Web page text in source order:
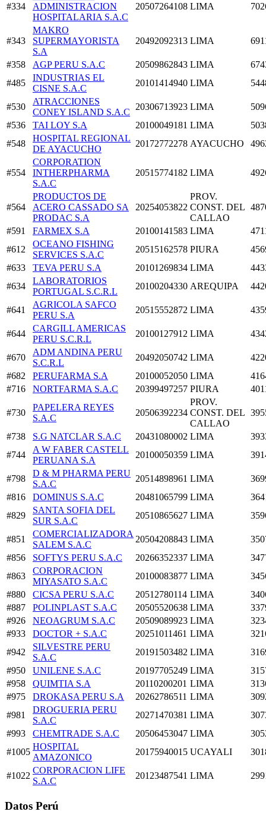
#334
ADMINISTRACION
HOSPITALARIA S.A.C
20507264108 LIMA
#343
MAKRO
SUPERMAYORISTA
S.A
20492092313 LIMA
#358 AGP PERU S.A.C 20509862843 LIMA
#485
INDUSTRIAS EL
CISNE S.A.C
20101414940 LIMA
#530
ATRACCIONES
CONEY ISLAND S.A.C
20306713923 LIMA
#536
TAI LOY S.A 20100049181 LIMA
#548
HOSPITAL REGIONAL
DE AYACUCHO
20172772278 AYACUCHO
#554
CORPORATION
INTHERPHARMA
S.A.C
20515774182 LIMA
#564
PRODUCTOS DE
ACERO CASSADO SA
PRODAC S.A
20254053822
PROV.
CONST. DEL
CALLAO
#591 FARMEX S.A 20100141583 LIMA
#612
OCEANO FISHING
SERVICES S.A.C
20515162578 PIURA
#633
TEVA PERU S.A 20101269834 LIMA
#634
LABORATORIOS
PORTUGAL S.C.R.L
20100204330 AREQUIPA
#641
AGRICOLA SAFCO
PERU S.A
20515552872 LIMA
#644
CARGILL AMERICAS
PERU S.C.R.L
20100127912 LIMA
#670
ADM ANDINA PERU
S.C.R.L
20492050742 LIMA
#682
PERUFARMA S.A 20100052050 LIMA
#716
NORTFARMA S.A.C 20399497257 PIURA
#730
PAPELERA REYES
S.A.C
20506392234
PROV.
CONST. DEL
CALLAO
#738 S.G NATCLAR S.A.C 20431080002 LIMA
#744
A W FABER CASTELL
PERUANA S.A
20100050359 LIMA
#798
D & M PHARMA PERU
S.A.C
20514898961 LIMA
#816
DOMINUS S.A.C 20481065799 LIMA
#829
SANTA SOFIA DEL
SUR S.A.C
20510865627 LIMA
#851
COMERCIALIZADORA
SALEM S.A.C
20504208843 LIMA
#856
SOFTYS PERU S.A.C 20266352337 LIMA
#863
CORPORACION
MIYASATO S.A.C
20100083877 LIMA
#880
CICSA PERU S.A.C 20512780114 LIMA
#887
POLINPLAST S.A.C 20505520638 LIMA
#926
NEOAGRUM S.A.C 20509089923 LIMA
#933
DOCTOR + S.A.C 20251011461 LIMA
#942
SILVESTRE PERU
S.A.C
20191503482 LIMA
#950
UNILENE S.A.C 20197705249 LIMA
#958
QUIMTIA S.A 20110200201 LIMA
#975
DROKASA PERU S.A 20262786511 LIMA
#981
DROGUERIA PERU
S.A.C
20271470381 LIMA
#993
CHEMTRADE S.A.C 20506453047 LIMA
#1005
HOSPITAL
AMAZONICO
20175940015 UCAYALI
#1022
CORPORACION LIFE
S.A.C
20123487541 LIMA
Datos Perú